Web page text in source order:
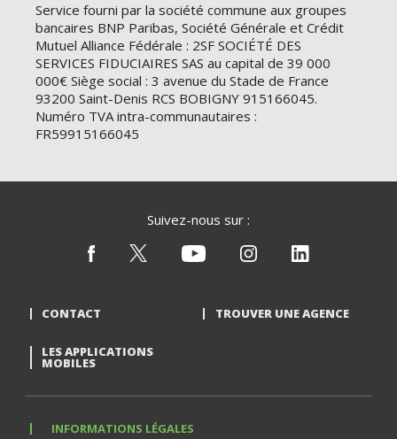
Service fourni par la société commune aux groupes
bancaires BNP Paribas, Société Générale et Crédit
Mutuel Alliance Fédérale : 2SF SOCIÉTÉ DES
SERVICES FIDUCIAIRES SAS au capital de 39 000
000€ Siège social : 3 avenue du Stade de France
93200 Saint-Denis RCS BOBIGNY 915166045.
Numéro TVA intra-communautaires :
FR59915166045
Suivez-nous sur :
CONTACT TROUVER UNE AGENCE
LES APPLICATIONS
MOBILES
INFORMATIONS LÉGALES